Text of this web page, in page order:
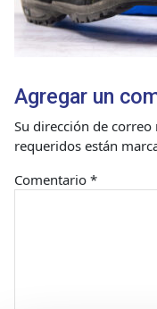
Agregar un
Su dirección de
requeridos están
Comentario *